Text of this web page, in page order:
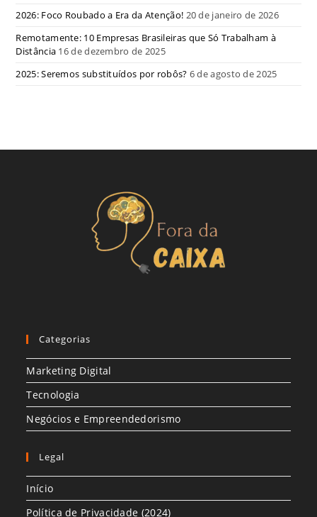
2026: Foco Roubado a Era da Atenção! 20 de janeiro de 2026
Remotamente: 10 Empresas Brasileiras que Só Trabalham à
Distância 16 de dezembro de 2025
2025: Seremos substituídos por robôs? 6 de agosto de 2025
Categorias
Marketing Digital
Tecnologia
Negócios e Empreendedorismo
Legal
Início
Política de Privacidade (2024)